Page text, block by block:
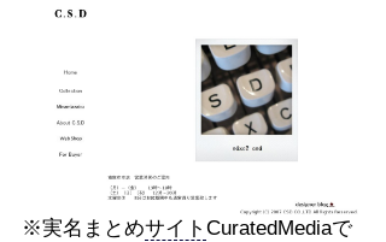
※実名まとめサイト CuratedMediaで